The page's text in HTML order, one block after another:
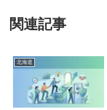
関連記事
北海道